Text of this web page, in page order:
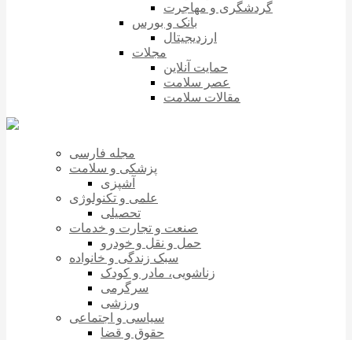
گردشگری و مهاجرت
بانک و بورس
ارزدیجیتال
مجلات
حمایت آنلاین
عصر سلامت
مقالات سلامت
مجله فارسی
پزشکی و سلامت
آشپزی
علمی و تکنولوژی
تحصیلی
صنعت و تجارت و خدمات
حمل و نقل و خودرو
سبک زندگی و خانواده
زناشویی، مادر و کودک
سرگرمی
ورزشی
سیاسی و اجتماعی
حقوق و قضا